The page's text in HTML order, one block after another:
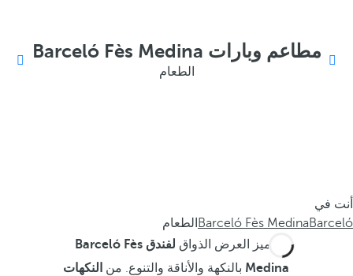
مطاعم وبارات Barceló Fès Medina
الطعام
أنت في
Barceló
Barceló Fès Medina الطعام
يتميز العرض الذواق
لفندق Barceló Fès
Medina بالنكهة والأناقة والتنوع. من النكهات